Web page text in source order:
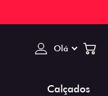
Olá
Calçados